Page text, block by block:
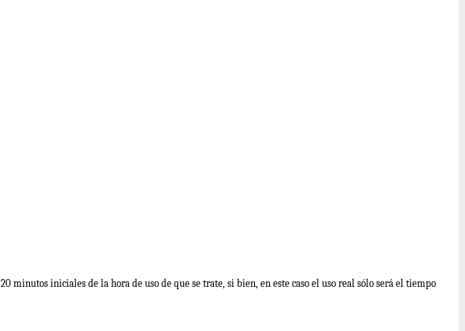
iniciales de la hora de uso de que se trate, si bien, en este caso el uso real sólo será el tiempo